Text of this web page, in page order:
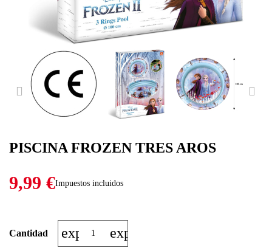
PISCINA FROZEN TRES AROS
PREVIOUS
9,99 €Impuestos incluidos
Cantidad expand_moreexpand_less